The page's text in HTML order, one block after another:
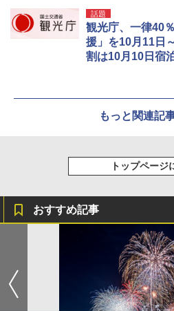
話題
観光庁、一律40
援」を10月11日
割は10月10日宿
もっと関連記
トップページ
おすすめ記事